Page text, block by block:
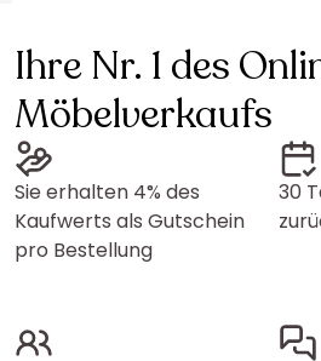
Ihre Nr. 1 des
Möbelverkaufs
Sie erhalten 4% des
Kaufwerts als Gutschein
pro Bestellung
30